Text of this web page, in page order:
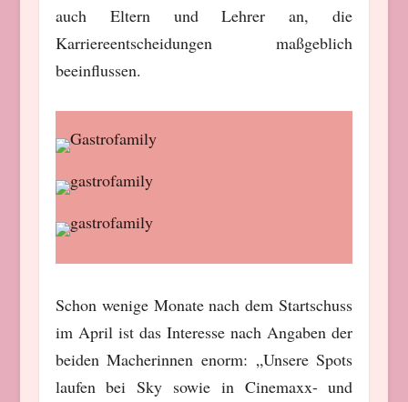
auch Eltern und Lehrer an, die
Karriereentscheidungen maßgeblich
beeinflussen.
Schon wenige Monate nach dem Startschuss
im April ist das Interesse nach Angaben der
beiden Macherinnen enorm: „Unsere Spots
laufen bei Sky sowie in Cinemaxx- und